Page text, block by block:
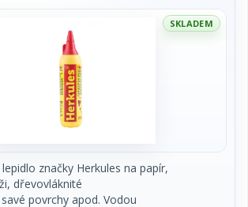
SKLADEM
značky Herkules na papír,
dřevovláknité
povrchy apod. Vodou